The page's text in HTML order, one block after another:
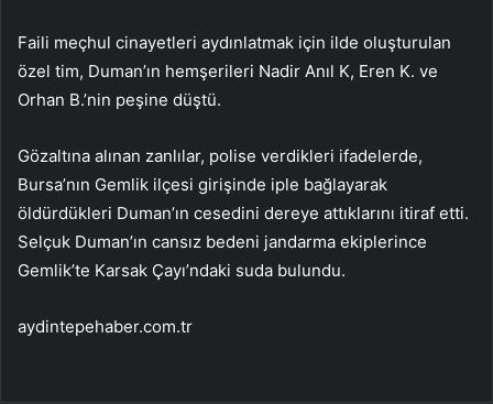
Faili meçhul cinayetleri aydınlatmak için ilde oluşturulan
özel tim, Duman’ın hemşerileri Nadir Anıl K, Eren K. ve
Orhan B.’nin peşine düştü.
Gözaltına alınan zanlılar, polise verdikleri ifadelerde,
Bursa’nın Gemlik ilçesi girişinde iple bağlayarak
öldürdükleri Duman’ın cesedini dereye attıklarını itiraf etti.
Selçuk Duman’ın cansız bedeni jandarma ekiplerince
Gemlik’te Karsak Çayı’ndaki suda bulundu.
aydintepehaber.com.tr